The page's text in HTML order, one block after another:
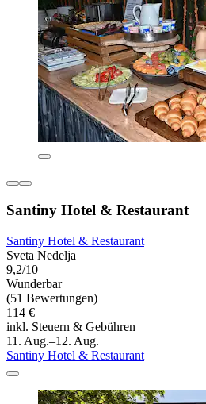
Santiny Hotel & Restaurant
Santiny Hotel & Restaurant
Sveta Nedelja
9,2/10
Wunderbar
(51 Bewertungen)
114 €
inkl. Steuern & Gebühren
11. Aug.–12. Aug.
Santiny Hotel & Restaurant